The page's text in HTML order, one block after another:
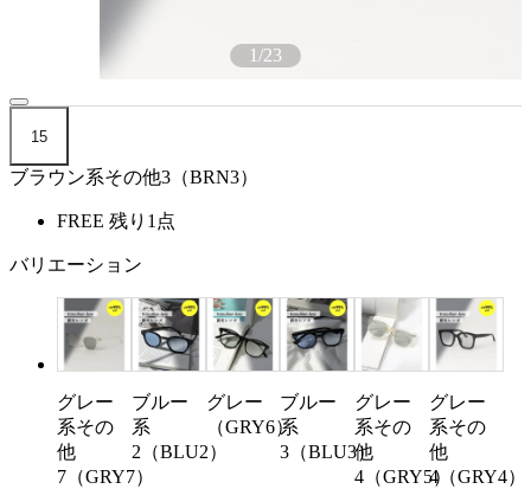
1/23
15
ブラウン系その他3（BRN3）
FREE 残り1点
バリエーション
グレー
系その
他
7（GRY7）
ブルー
系
2（BLU2）
グレー
（GRY6）
ブルー
系
3（BLU3）
グレー
系その
他
4（GRY5）
グレー
系その
他
4（GRY4）